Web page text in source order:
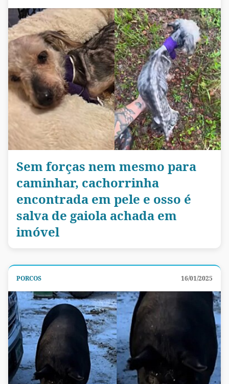
Sem forças nem mesmo para
caminhar, cachorrinha
encontrada em pele e osso é
salva de gaiola achada em
imóvel
PORCOS 16/01/2025